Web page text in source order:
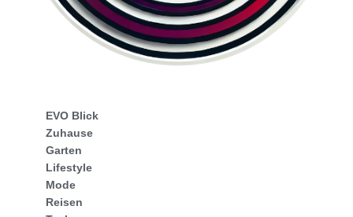
EVO Blick
Zuhause
Garten
Lifestyle
Mode
Reisen